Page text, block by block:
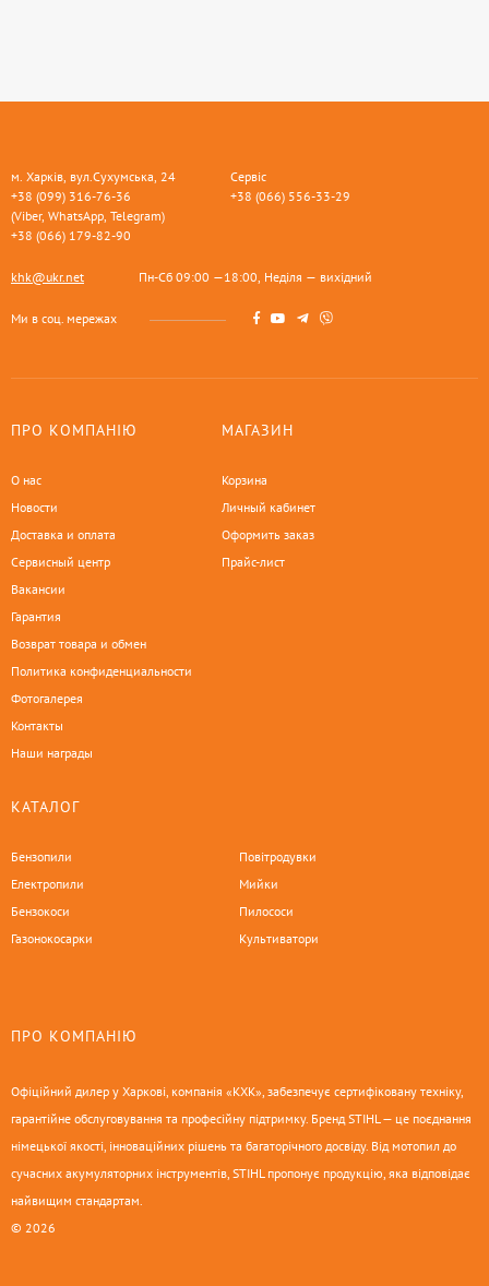
м. Харків, вул.Сухумська, 24
+38 (099) 316-76-36
(Viber, WhatsApp, Telegram)
+38 (066) 179-82-90
Сервіс
+38 (066) 556-33-29
khk@ukr.net Пн-Сб 09:00 —18:00, Неділя — вихідний
Ми в соц. мережах
ПРО КОМПАНІЮ
О нас
Новости
Доставка и оплата
Сервисный центр
Вакансии
Гарантия
Возврат товара и обмен
Политика конфиденциальности
Фотогалерея
Контакты
Наши награды
МАГАЗИН
Корзина
Личный кабинет
Оформить заказ
Прайс-лист
КАТАЛОГ
Бензопили
Електропили
Бензокоси
Газонокосарки
Повітродувки
Мийки
Пилососи
Культиватори
ПРО КОМПАНІЮ
Офіційний дилер у Харкові, компанія «КХК», забезпечує сертифіковану техніку,
гарантійне обслуговування та професійну підтримку. Бренд STIHL — це поєднання
німецької якості, інноваційних рішень та багаторічного досвіду. Від мотопил до
сучасних акумуляторних інструментів, STIHL пропонує продукцію, яка відповідає
найвищим стандартам.
© 2026